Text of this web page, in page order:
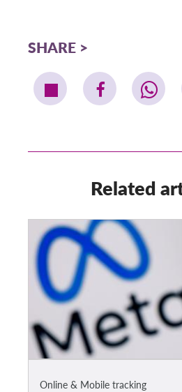
SHARE
Related
Online & Mobile tracking